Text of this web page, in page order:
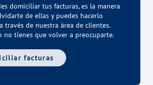
domiciliar tus facturas, es la manera
de ellas y puedes hacerlo
través de nuestra área de clientes.
no tienes que volver a preocuparte.
facturas